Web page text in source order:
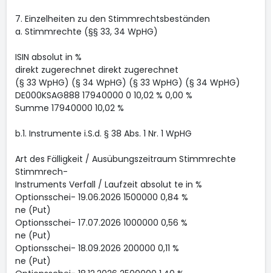
7. Einzelheiten zu den Stimmrechtsbeständen
a. Stimmrechte (§§ 33, 34 WpHG)
ISIN absolut in %
direkt zugerechnet direkt zugerechnet
(§ 33 WpHG) (§ 34 WpHG) (§ 33 WpHG) (§ 34 WpHG)
DE000KSAG888 17940000 0 10,02 % 0,00 %
Summe 17940000 10,02 %
b.1. Instrumente i.S.d. § 38 Abs. 1 Nr. 1 WpHG
Art des Fälligkeit / Ausübungszeitraum Stimmrechte
Stimmrech-
Instruments Verfall / Laufzeit absolut te in %
Optionsschei- 19.06.2026 1500000 0,84 %
ne (Put)
Optionsschei- 17.07.2026 1000000 0,56 %
ne (Put)
Optionsschei- 18.09.2026 200000 0,11 %
ne (Put)